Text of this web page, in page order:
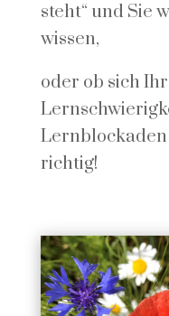
steht“ und Sie
wissen,
oder ob sich
richtig!